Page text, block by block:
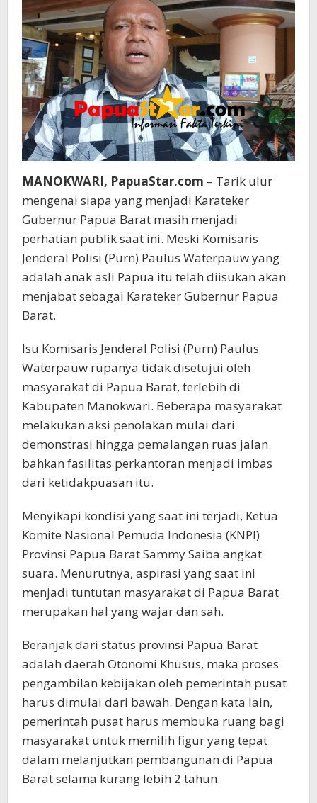
'Penikmat'
MANOKWARI, PapuaStar.com – Tarik ulur
mengenai siapa yang menjadi Karateker
Gubernur Papua Barat masih menjadi
perhatian publik saat ini. Meski Komisaris
Jenderal Polisi (Purn) Paulus Waterpauw yang
adalah anak asli Papua itu telah diisukan akan
menjabat sebagai Karateker Gubernur Papua
Barat.
Isu Komisaris Jenderal Polisi (Purn) Paulus
Waterpauw rupanya tidak disetujui oleh
masyarakat di Papua Barat, terlebih di
Kabupaten Manokwari. Beberapa masyarakat
melakukan aksi penolakan mulai dari
demonstrasi hingga pemalangan ruas jalan
bahkan fasilitas perkantoran menjadi imbas
dari ketidakpuasan itu.
Menyikapi kondisi yang saat ini terjadi, Ketua
Komite Nasional Pemuda Indonesia (KNPI)
Provinsi Papua Barat Sammy Saiba angkat
suara. Menurutnya, aspirasi yang saat ini
menjadi tuntutan masyarakat di Papua Barat
merupakan hal yang wajar dan sah.
Beranjak dari status provinsi Papua Barat
adalah daerah Otonomi Khusus, maka proses
pengambilan kebijakan oleh pemerintah pusat
harus dimulai dari bawah. Dengan kata lain,
pemerintah pusat harus membuka ruang bagi
masyarakat untuk memilih figur yang tepat
dalam melanjutkan pembangunan di Papua
Barat selama kurang lebih 2 tahun.